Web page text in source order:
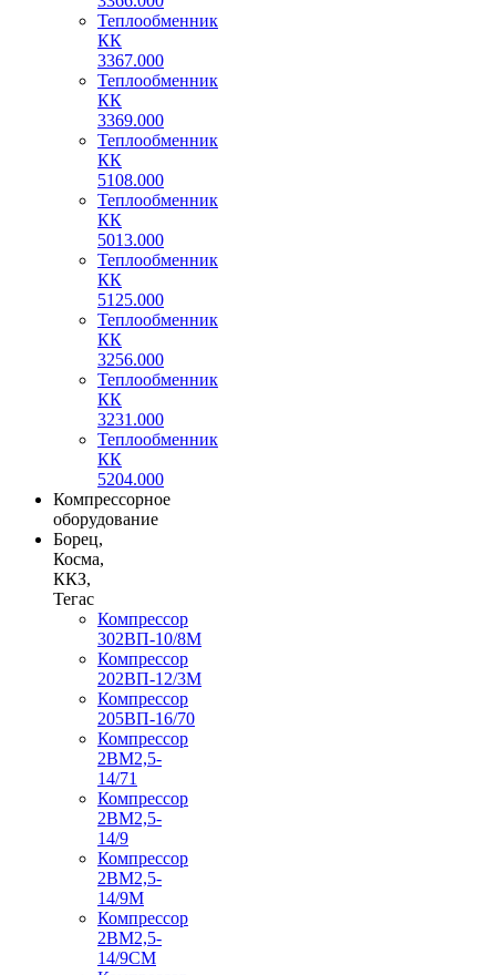
Теплообменник
КК
3367.000
Теплообменник
КК
3369.000
Теплообменник
КК
5108.000
Теплообменник
КК
5013.000
Теплообменник
КК
5125.000
Теплообменник
КК
3256.000
Теплообменник
КК
3231.000
Теплообменник
КК
5204.000
Компрессорное
оборудование
Борец,
Косма,
ККЗ,
Тегас
Компрессор
302ВП-10/8М
Компрессор
202ВП-12/3М
Компрессор
205ВП-16/70
Компрессор
2ВМ2,5-
14/71
Компрессор
2ВМ2,5-
14/9
Компрессор
2ВМ2,5-
14/9М
Компрессор
2ВМ2,5-
14/9СМ